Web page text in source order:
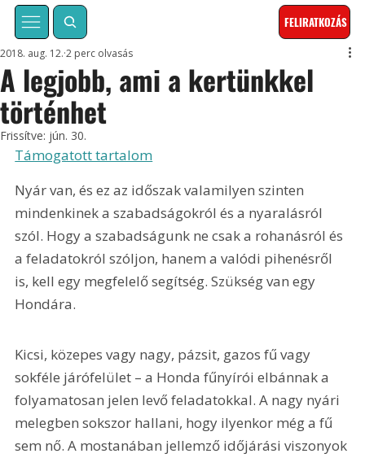
FELIRATKOZÁS
A legjobb, ami a kertünkkel
történhet
2018. aug. 12. 2 perc olvasás
Frissítve: jún. 30.
Támogatott tartalom
Nyár van, és ez az időszak valamilyen szinten
mindenkinek a szabadságokról és a nyaralásról
szól. Hogy a szabadságunk ne csak a rohanásról és
a feladatokról szóljon, hanem a valódi pihenésről
is, kell egy megfelelő segítség. Szükség van egy
Hondára.
Kicsi, közepes vagy nagy, pázsit, gazos fű vagy
sokféle járófelület – a Honda fűnyírói elbánnak a
folyamatosan jelen levő feladatokkal. A nagy nyári
melegben sokszor hallani, hogy ilyenkor még a fű
sem nő. A mostanában jellemző időjárási viszonyok